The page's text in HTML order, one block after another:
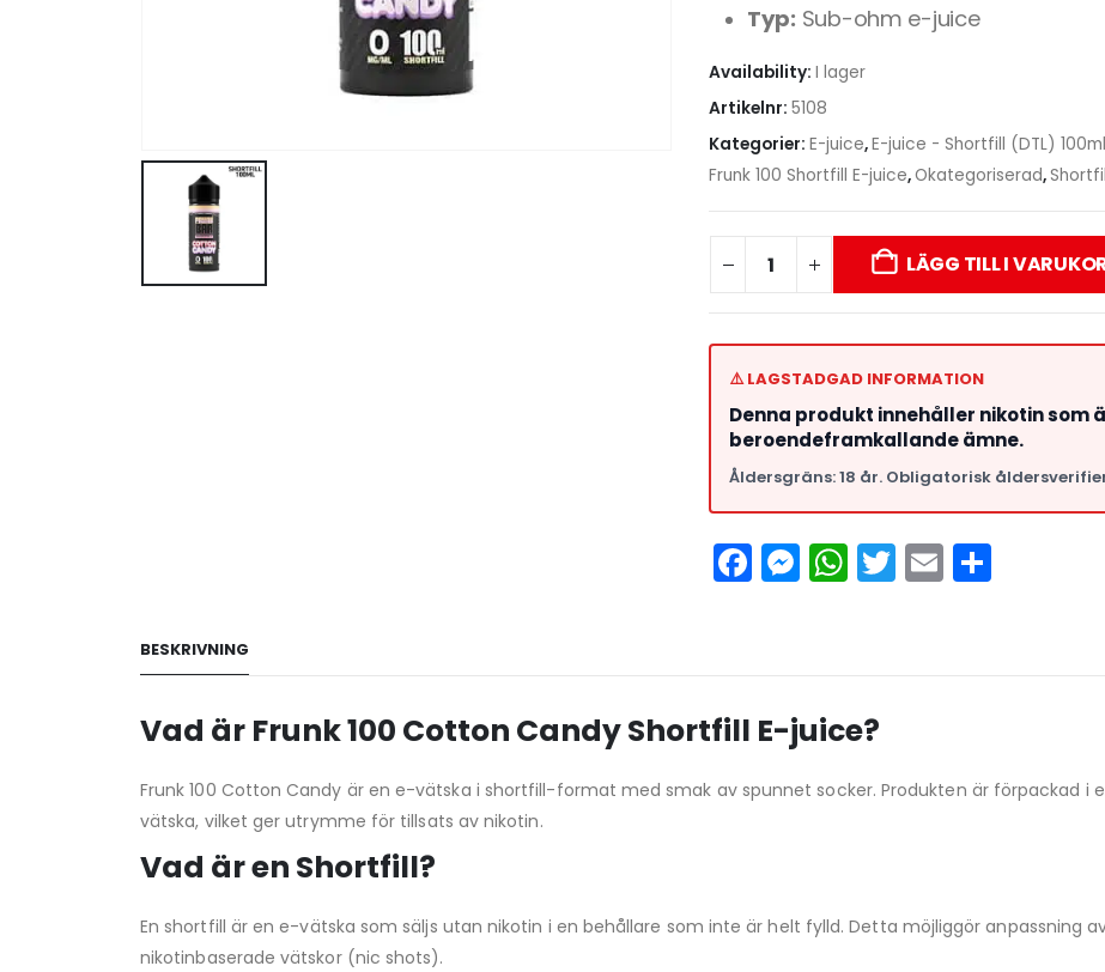
Typ: Sub-ohm e-juice
Availability: I lager
Artikelnr: 5108
Kategorier: E-juice,E-juice - Shortfill (DTL) 100ml
Frunk 100 Shortfill E-juice,Okategoriserad,
LÄGG TILL I
⚠️ LAGSTADGAD INFORMATION
Denna produkt innehåller nikotin som
beroendeframkallande ämne.
Åldersgräns: 18 år. Obligatorisk
Facebook
Messenger
WhatsApp
Twitter
Email
BESKRIVNING
Vad är Frunk 100 Cotton Candy Shortfill E-juice?
Frunk 100 Cotton Candy är en e-vätska i shortfill-format med smak av spunnet socker. Produkten är förpackad i
vätska, vilket ger utrymme för tillsats av nikotin.
Vad är en Shortfill?
En shortfill är en e-vätska som säljs utan nikotin i en behållare som inte är helt fylld. Detta möjliggör anpassning
nikotinbaserade vätskor (nic shots).